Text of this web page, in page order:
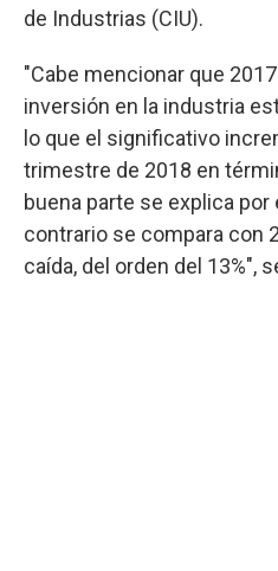
de Industrias (CIU).
"Cabe mencionar que
inversión en la industria
lo que el significativo
trimestre de 2018 en
buena parte se explica por
contrario se compara con
caída, del orden del 13%",